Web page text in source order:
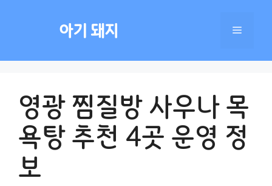
아기 돼지 메
영광 찜질방 사우나 목
욕탕 추천 4곳 운영 정
보